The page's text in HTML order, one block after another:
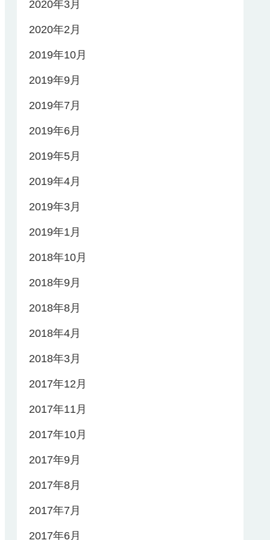
2020年3月
2020年2月
2019年10月
2019年9月
2019年7月
2019年6月
2019年5月
2019年4月
2019年3月
2019年1月
2018年10月
2018年9月
2018年8月
2018年4月
2018年3月
2017年12月
2017年11月
2017年10月
2017年9月
2017年8月
2017年7月
2017年6月